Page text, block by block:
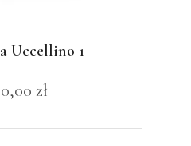
Uccellino 1
zł